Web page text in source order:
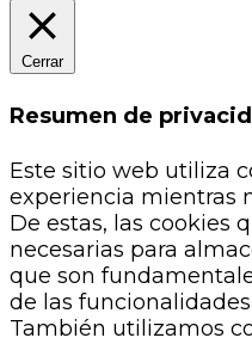
Cerrar
Resumen de
Este sitio web utiliza
experiencia mientras
De estas, las cookies
necesarias para
que son
de las
También utilizamos